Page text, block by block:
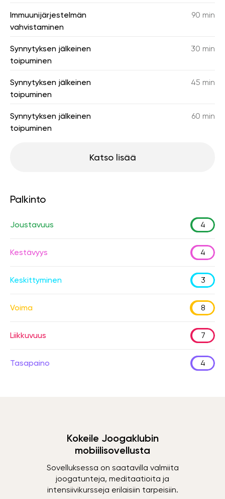
Immuunijärjestelmän
vahvistaminen
90 min
Synnytyksen jälkeinen
toipuminen
30 min
Synnytyksen jälkeinen
toipuminen
45 min
Synnytyksen jälkeinen
toipuminen
60 min
Katso lisää
Palkinto
Joustavuus 4
Kestävyys 4
Keskittyminen 3
Voima 8
Liikkuvuus 7
Tasapaino 4
Kokeile Joogaklubin
mobiilisovellusta
Sovelluksessa on saatavilla valmiita
joogatunteja, meditaatioita ja
intensiivikursseja erilaisiin tarpeisiin.